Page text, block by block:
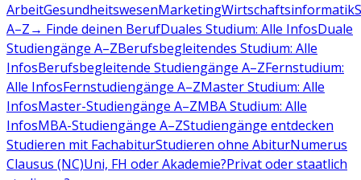
ArbeitGesundheitswesenMarketingWirtschaftsinformatik
A–Z→ Finde deinen BerufDuales Studium: Alle InfosDuale
Studiengänge A–ZBerufsbegleitendes Studium: Alle
InfosBerufsbegleitende Studiengänge A–ZFernstudium:
Alle InfosFernstudiengänge A–ZMaster Studium: Alle
InfosMaster-Studiengänge A–ZMBA Studium: Alle
InfosMBA-Studiengänge A–ZStudiengänge entdecken
Studieren mit FachabiturStudieren ohne AbiturNumerus
Clausus (NC)Uni, FH oder Akademie?Privat oder staatlich